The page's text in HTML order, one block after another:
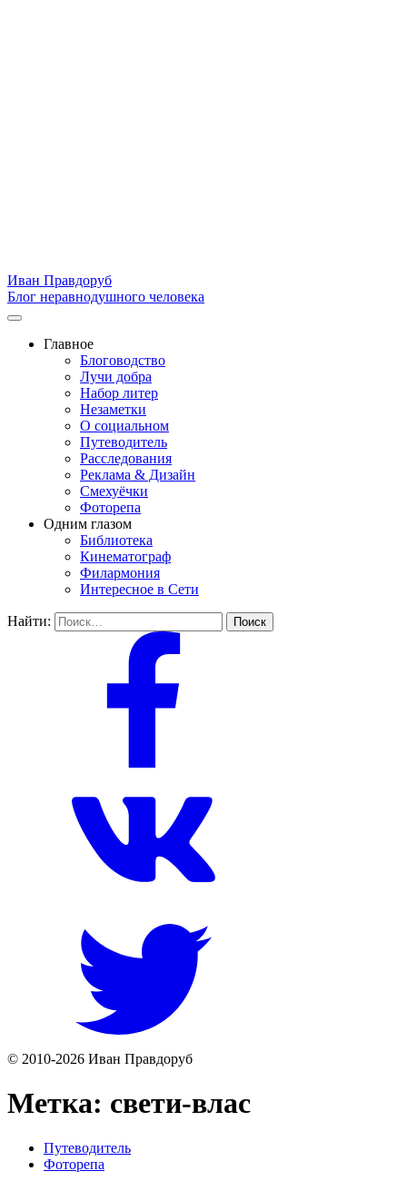
Иван Правдоруб
Блог неравнодушного человека
Главное
Блоговодство
Лучи добра
Набор литер
Незаметки
О социальном
Путеводитель
Расследования
Реклама & Дизайн
Смехуёчки
Фоторепа
Одним глазом
Библиотека
Кинематограф
Филармония
Интересное в Сети
Найти:
© 2010-2026 Иван Правдоруб
Метка: свети-влас
Путеводитель
Фоторепа